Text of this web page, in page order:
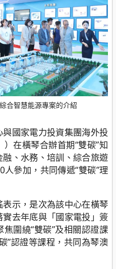
合智慧能源專案的介紹
國家電力投資集團海外投
在橫琴合辦首期“雙碳”知
、水務、培訓、綜合旅遊
參加，共同傳遞“雙碳”理
示，是次為該中心在橫琴
去年底與「國家電投」簽
圍繞“雙碳”及相關認證課
”認證等課程，共同為琴澳